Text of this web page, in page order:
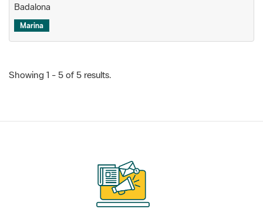
Badalona
Marina
Showing 1 - 5 of 5 results.